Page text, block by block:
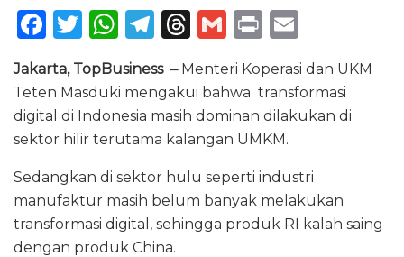
F
c
e
b
o
o
k
T
w
it
te
r
W
h
a
ts
A
p
p
T
e
g
ra
m
T
re
a
d
s
G
m
ai
l
P
n
t
m
ai
l
Jakarta, TopBusiness –Menteri Koperasi dan UKM
Teten Masduki mengakui bahwa transformasi
digital di Indonesia masih dominan dilakukan di
sektor hilir terutama kalangan UMKM.
Sedangkan di sektor hulu seperti industri
manufaktur masih belum banyak melakukan
transformasi digital, sehingga produk RI kalah saing
dengan produk China.